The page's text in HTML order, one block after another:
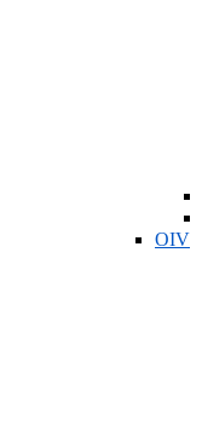
OIV